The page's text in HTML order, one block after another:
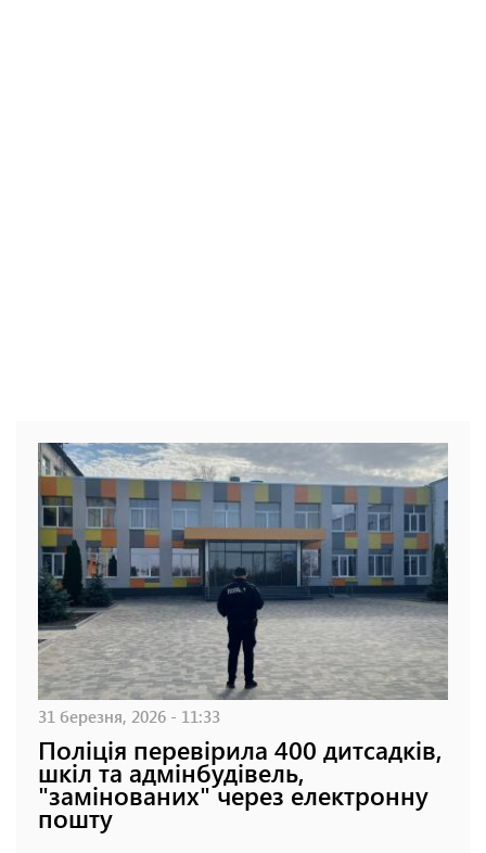
31 березня, 2026 - 11:33
Поліція перевірила 400 дитсадків,
шкіл та адмінбудівель,
"замінованих" через електронну
пошту